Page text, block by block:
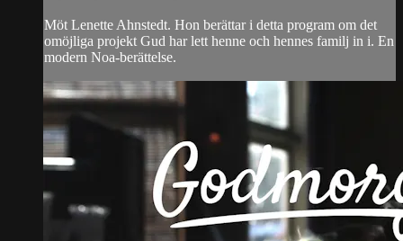
Möt Lenette Ahnstedt. Hon berättar i detta program om det
omöjliga projekt Gud har lett henne och hennes familj in i. En
modern Noa-berättelse.